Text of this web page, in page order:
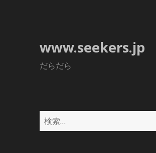
www.seekers.jp
だらだら
検
索: